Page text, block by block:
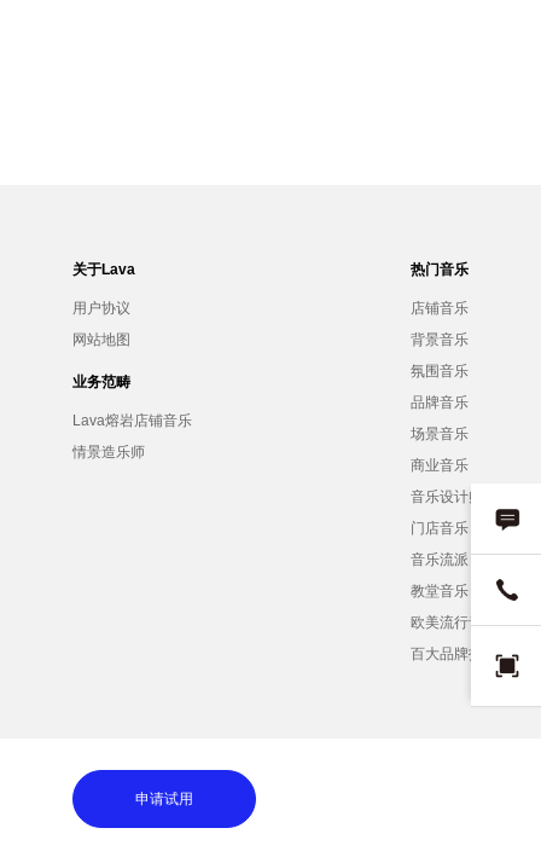
关于Lava
用户协议
网站地图
业务范畴
Lava熔岩店铺音乐
情景造乐师
热门音乐
店铺音乐
背景音乐
氛围音乐
品牌音乐
场景音乐
商业音乐
音乐设计师
门店音乐
音乐流派
教堂音乐
欧美流行音乐
百大品牌招募
申请试用